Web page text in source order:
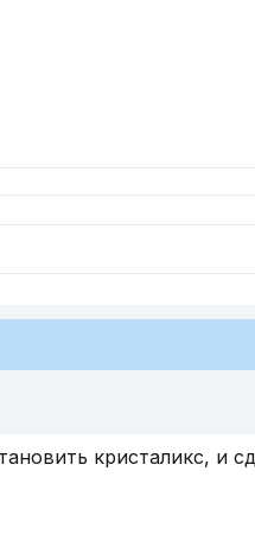
кристаликс, и